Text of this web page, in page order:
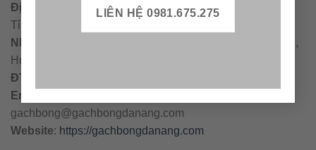
LIÊN HỆ 0981.675.275
Địa chỉ:
CCN Quán Lát, Xã Đức Chánh, Huyện Mộ Đức,
Tỉnh Quảng Ngãi
Nhà máy miền trung:
L1 CCN Quán Lát, Xã Đức Chánh,
Huyện Mộ Đức, Tỉnh Quảng Ngãi, Việt Nam
ĐT
Email
gachbong@gachbongdanang.com
Website: https://gachbongdanang.com